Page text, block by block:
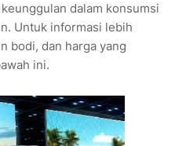
dalam konsumsi
Untuk informasi lebih
bodi, dan harga yang
ini.